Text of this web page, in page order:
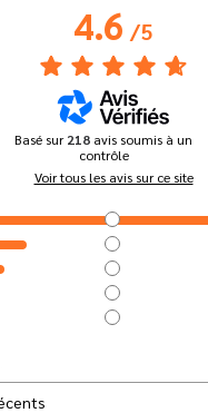
4.6/5
Basé sur218 avis soumis à un
contrôle
Voir tous les avis sur ce site